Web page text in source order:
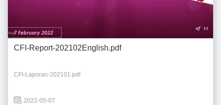
CFI-Report-202102English.pdf
CFI-Laporan-202101.pdf
2022-05-07